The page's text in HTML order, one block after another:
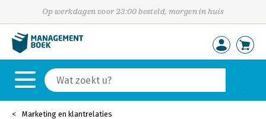
Op werkdagen voor 23:00 besteld, morgen in huis
Marketing en klantrelaties